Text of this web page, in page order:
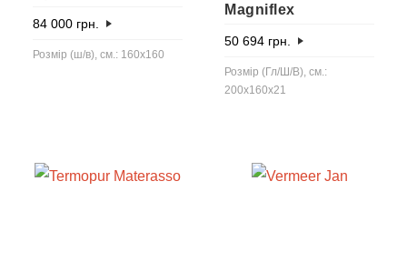
84 000 грн.
Розмір (ш/в), см.: 160x160
Magniflex
50 694 грн.
Розмір (Гл/Ш/В), см.:
200x160x21